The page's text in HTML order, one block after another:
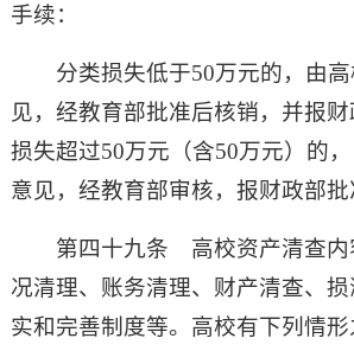
手续：
分类损失低于50万元的，由
见，经教育部批准后核销，并报
损失超过50万元（含50万元）的
意见，经教育部审核，报财政部批
第四十九条 高校资产清查内
况清理、账务清理、财产清查、
实和完善制度等。高校有下列情